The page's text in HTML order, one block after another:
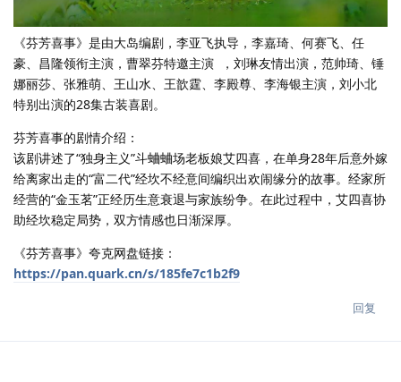
《芬芳喜事》是由大岛编剧，李亚飞执导，李嘉琦、何赛飞、任
豪、昌隆领衔主演，曹翠芬特邀主演 ，刘琳友情出演，范帅琦、锤
娜丽莎、张雅萌、王山水、王歆霆、李殿尊、李海银主演，刘小北
特别出演的28集古装喜剧。
芬芳喜事的剧情介绍：
该剧讲述了“独身主义”斗蛐蛐场老板娘艾四喜，在单身28年后意外嫁
给离家出走的“富二代”经坎不经意间编织出欢闹缘分的故事。经家所
经营的“金玉茗”正经历生意衰退与家族纷争。在此过程中，艾四喜协
助经坎稳定局势，双方情感也日渐深厚。
《芬芳喜事》夸克网盘链接：
https://pan.quark.cn/s/185fe7c1b2f9
回复